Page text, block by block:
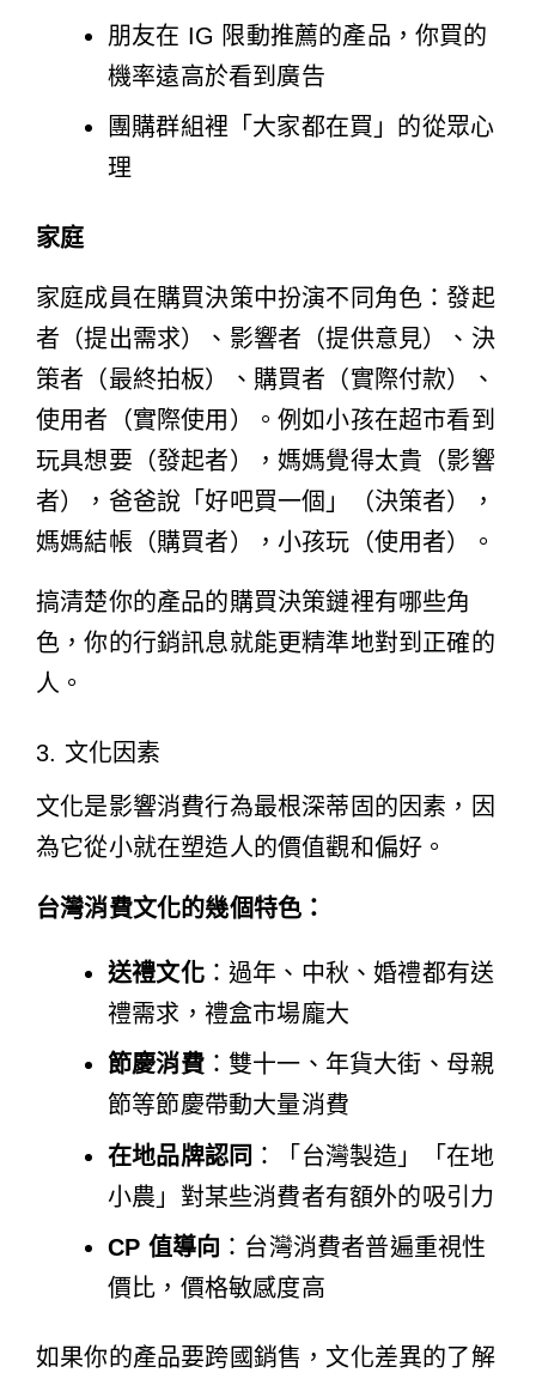
朋友在 IG 限動推薦的產品，你買的
機率遠高於看到廣告
團購群組裡「大家都在買」的從眾心
理
家庭
家庭成員在購買決策中扮演不同角色：發起
者（提出需求）、影響者（提供意見）、決
策者（最終拍板）、購買者（實際付款）、
使用者（實際使用）。例如小孩在超市看到
玩具想要（發起者），媽媽覺得太貴（影響
者），爸爸說「好吧買一個」（決策者），
媽媽結帳（購買者），小孩玩（使用者）。
搞清楚你的產品的購買決策鏈裡有哪些角
色，你的行銷訊息就能更精準地對到正確的
人。
3. 文化因素
文化是影響消費行為最根深蒂固的因素，因
為它從小就在塑造人的價值觀和偏好。
台灣消費文化的幾個特色：
送禮文化：過年、中秋、婚禮都有送
禮需求，禮盒市場龐大
節慶消費：雙十一、年貨大街、母親
節等節慶帶動大量消費
在地品牌認同 ：「台灣製造」「在地
小農」對某些消費者有額外的吸引力
CP 值導向 ：台灣消費者普遍重視性
價比，價格敏感度高
如果你的產品要跨國銷售，文化差異的了解